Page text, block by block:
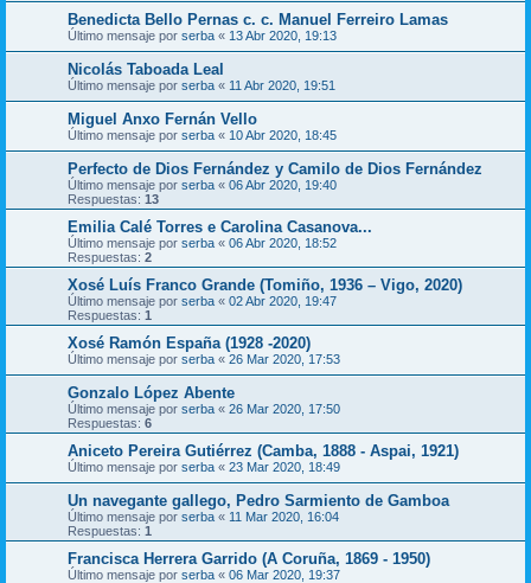
Benedicta Bello Pernas c. c. Manuel Ferreiro Lamas
Último mensaje por serba « 13 Abr 2020, 19:13
Nicolás Taboada Leal
Último mensaje por serba « 11 Abr 2020, 19:51
Miguel Anxo Fernán Vello
Último mensaje por serba « 10 Abr 2020, 18:45
Perfecto de Dios Fernández y Camilo de Dios Fernández
Último mensaje por serba « 06 Abr 2020, 19:40
Respuestas: 13
Emilia Calé Torres e Carolina Casanova...
Último mensaje por serba « 06 Abr 2020, 18:52
Respuestas: 2
Xosé Luís Franco Grande (Tomiño, 1936 – Vigo, 2020)
Último mensaje por serba « 02 Abr 2020, 19:47
Respuestas: 1
Xosé Ramón España (1928 -2020)
Último mensaje por serba « 26 Mar 2020, 17:53
Gonzalo López Abente
Último mensaje por serba « 26 Mar 2020, 17:50
Respuestas: 6
Aniceto Pereira Gutiérrez (Camba, 1888 - Aspai, 1921)
Último mensaje por serba « 23 Mar 2020, 18:49
Un navegante gallego, Pedro Sarmiento de Gamboa
Último mensaje por serba « 11 Mar 2020, 16:04
Respuestas: 1
Francisca Herrera Garrido (A Coruña, 1869 - 1950)
Último mensaje por serba « 06 Mar 2020, 19:37